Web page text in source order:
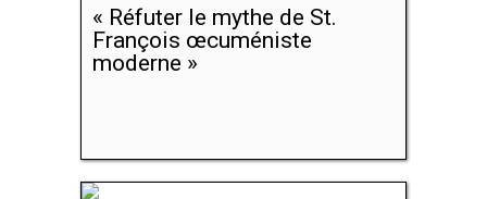
« Réfuter le mythe de St.
François œcuméniste
moderne »